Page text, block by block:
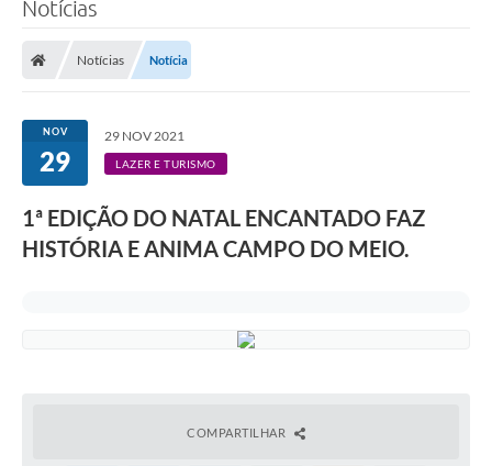
Notícias
Notícias Notícia
NOV
29
29 NOV 2021
LAZER E TURISMO
1ª EDIÇÃO DO NATAL ENCANTADO FAZ
HISTÓRIA E ANIMA CAMPO DO MEIO.
COMPARTILHAR